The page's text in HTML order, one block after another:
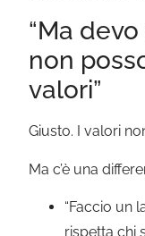
“Ma
non
valori”
Giusto. I valori
Ma c’è una
“Faccio un
rispetta chi